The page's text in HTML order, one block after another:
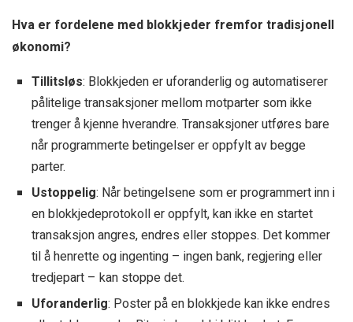
Hva er fordelene med blokkjeder fremfor tradisjonell
økonomi?
Tillitsløs: Blokkjeden er uforanderlig og automatiserer
pålitelige transaksjoner mellom motparter som ikke
trenger å kjenne hverandre. Transaksjoner utføres bare
når programmerte betingelser er oppfylt av begge
parter.
Ustoppelig: Når betingelsene som er programmert inn i
en blokkjedeprotokoll er oppfylt, kan ikke en startet
transaksjon angres, endres eller stoppes. Det kommer
til å henrette og ingenting – ingen bank, regjering eller
tredjepart – kan stoppe det.
Uforanderlig: Poster på en blokkjede kan ikke endres